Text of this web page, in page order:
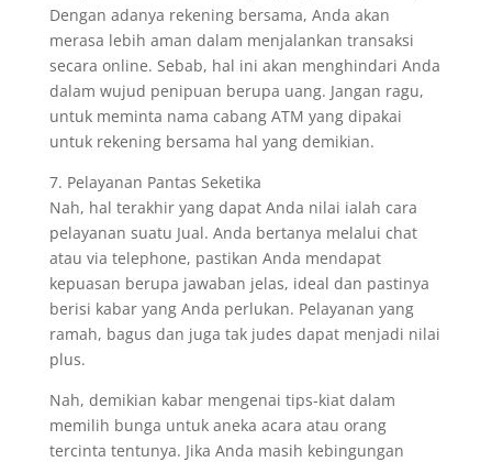
Dengan adanya rekening bersama, Anda akan
merasa lebih aman dalam menjalankan transaksi
secara online. Sebab, hal ini akan menghindari Anda
dalam wujud penipuan berupa uang. Jangan ragu,
untuk meminta nama cabang ATM yang dipakai
untuk rekening bersama hal yang demikian.
7. Pelayanan Pantas Seketika
Nah, hal terakhir yang dapat Anda nilai ialah cara
pelayanan suatu Jual. Anda bertanya melalui chat
atau via telephone, pastikan Anda mendapat
kepuasan berupa jawaban jelas, ideal dan pastinya
berisi kabar yang Anda perlukan. Pelayanan yang
ramah, bagus dan juga tak judes dapat menjadi nilai
plus.
Nah, demikian kabar mengenai tips-kiat dalam
memilih bunga untuk aneka acara atau orang
tercinta tentunya. Jika Anda masih kebingungan